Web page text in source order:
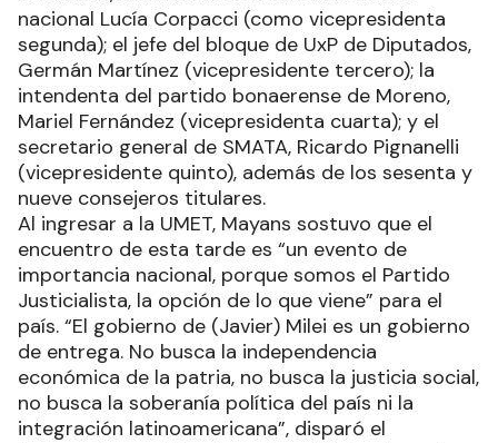
nacional Lucía Corpacci (como vicepresidenta
segunda); el jefe del bloque de UxP de Diputados,
Germán Martínez (vicepresidente tercero); la
intendenta del partido bonaerense de Moreno,
Mariel Fernández (vicepresidenta cuarta); y el
secretario general de SMATA, Ricardo Pignanelli
(vicepresidente quinto), además de los sesenta y
nueve consejeros titulares.
Al ingresar a la UMET, Mayans sostuvo que el
encuentro de esta tarde es “un evento de
importancia nacional, porque somos el Partido
Justicialista, la opción de lo que viene” para el
país. “El gobierno de (Javier) Milei es un gobierno
de entrega. No busca la independencia
económica de la patria, no busca la justicia social,
no busca la soberanía política del país ni la
integración latinoamericana”, disparó el